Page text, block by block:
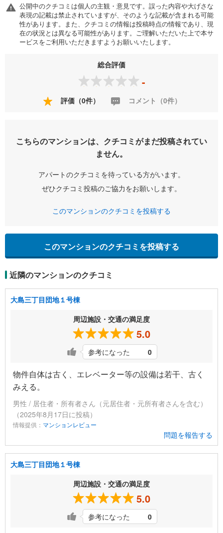
公開中のクチコミは個人の主観・意見です。誤った内容や大げさな
表現の記載は禁止されていますが、そのような記載が含まれる可能
性があります。また、クチコミの情報は投稿時点の情報であり、現
在の状況とは異なる可能性があります。ご理解いただいた上で本サ
ービスをご利用いただきますようお願いいたします。
総合評価
-
評価（0件） コメント（0件）
こちらのマンションは、クチコミがまだ投稿されてい
ません。
アパートのクチコミを待っている方がいます。
ぜひクチコミ投稿のご協力をお願いします。
このマンションのクチコミを投稿する
このマンションのクチコミを投稿する
近隣のマンションのクチコミ
大島三丁目団地１号棟
周辺施設・交通の満足度
5.0
参考になった 0
物件自体は古く、エレベーター等の設備は若干、古く
みえる。
男性 / 居住者・所有者さん（元居住者・元所有者さんを含む）
（2025年8月17日に投稿）
情報提供： マンションレビュー
問題を報告する
大島三丁目団地１号棟
周辺施設・交通の満足度
5.0
参考になった 0